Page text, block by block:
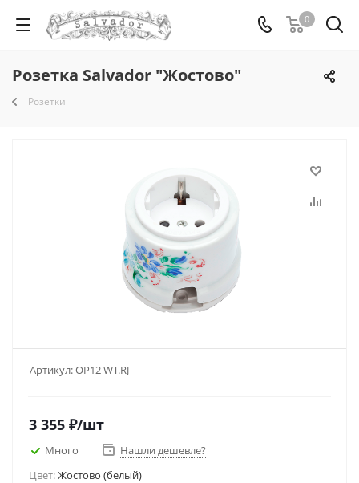
0
Розетка Salvador "Жостово"
Розетки
Артикул:OP12 WT.RJ
3 355 ₽/шт
Много
Нашли дешевле?
Цвет:Жостово (белый)